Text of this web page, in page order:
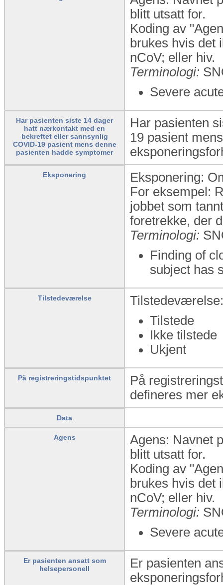
blitt utsatt for.
Koding av
brukes hvis det
nCoV; eller hiv.
Terminologi:
Severe
Har pasienten siste 14 dager
hatt nærkontakt med en
bekreftet eller sannsynlig
COVID-19 pasient mens denne
pasienten hadde symptomer
Har pasienten
19 pasient
Eksponering
Eksponering:
For eksempel:
jobbet som
foretrekke, der
Terminologi:
Finding of
subject has
Tilstedeværelse
Tilstede
Ikke tilstede
Ukjent
På registreringstidspunktet
På
defineres mer
Data
Agens
Agens: Navnet
blitt utsatt for.
Koding av
brukes hvis det
nCoV; eller hiv.
Terminologi:
Severe
Er pasienten ansatt som
helsepersonell
Er pasienten